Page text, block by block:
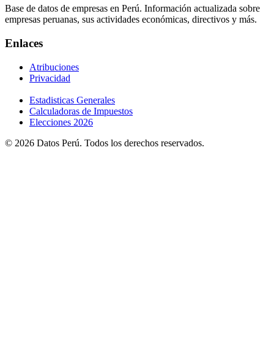
Base de datos de empresas en Perú. Información actualizada sobre
empresas peruanas, sus actividades económicas, directivos y más.
Enlaces
Atribuciones
Privacidad
Estadisticas Generales
Calculadoras de Impuestos
Elecciones 2026
© 2026 Datos Perú. Todos los derechos reservados.